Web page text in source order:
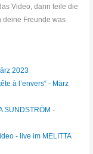
Video, dann teile die
deine Freunde was
2023
à l’envers“ - März
SUNDSTRÖM -
- live im MELITTA